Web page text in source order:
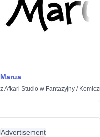
Marua
zAfkari Studio w Fantazyjny /
Advertisement